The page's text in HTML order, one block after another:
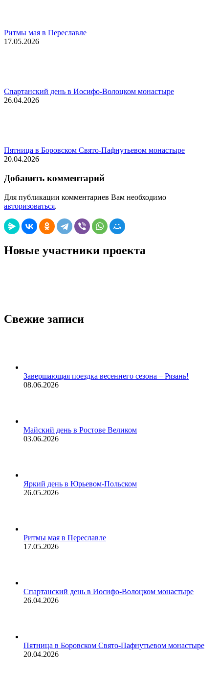
Ритмы мая в Переславле
17.05.2026
Спартанский день в Иосифо-Волоцком монастыре
26.04.2026
Пятница в Боровском Свято-Пафнутьевом монастыре
20.04.2026
Добавить комментарий
Для публикации комментариев Вам необходимо
авторизоваться.
Новые участники проекта
Свежие записи
Завершающая поездка весеннего сезона – Рязань!
08.06.2026
Майский день в Ростове Великом
03.06.2026
Яркий день в Юрьевом-Польском
26.05.2026
Ритмы мая в Переславле
17.05.2026
Спартанский день в Иосифо-Волоцком монастыре
26.04.2026
Пятница в Боровском Свято-Пафнутьевом монастыре
20.04.2026